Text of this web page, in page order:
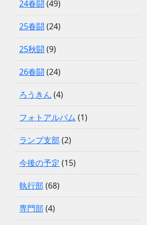
24春闘 (49)
25春闘 (24)
25秋闘 (9)
26春闘 (24)
ろうきん (4)
フォトアルバム (1)
ランプ支部 (2)
今後の予定 (15)
執行部 (68)
専門部 (4)